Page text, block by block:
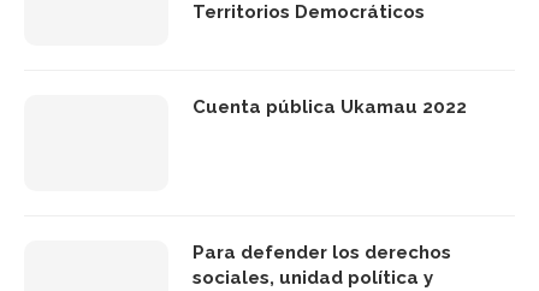
Territorios Democráticos
Cuenta pública Ukamau 2022
Para defender los derechos
sociales, unidad política y